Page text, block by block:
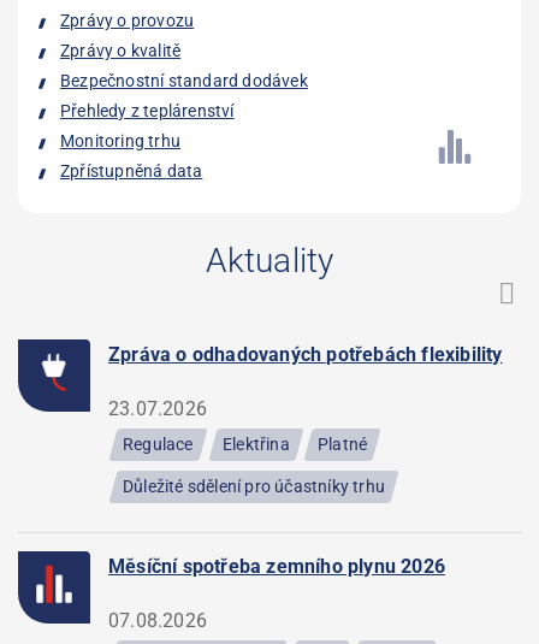
Zprávy o provozu
Zprávy o kvalitě
Bezpečnostní standard dodávek
Přehledy z teplárenství
Monitoring trhu
Zpřístupněná data
Aktuality
Zpráva o odhadovaných potřebách flexibility
23.07.2026
Regulace Elektřina Platné
Důležité sdělení pro účastníky trhu
Měsíční spotřeba zemního plynu 2026
07.08.2026